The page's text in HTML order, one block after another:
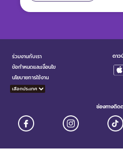
ร่วมงานกับเรา
ข้อกำหนดและเงื่อนไข
นโยบายการใช้งาน
ดาว
ช่องทางติด